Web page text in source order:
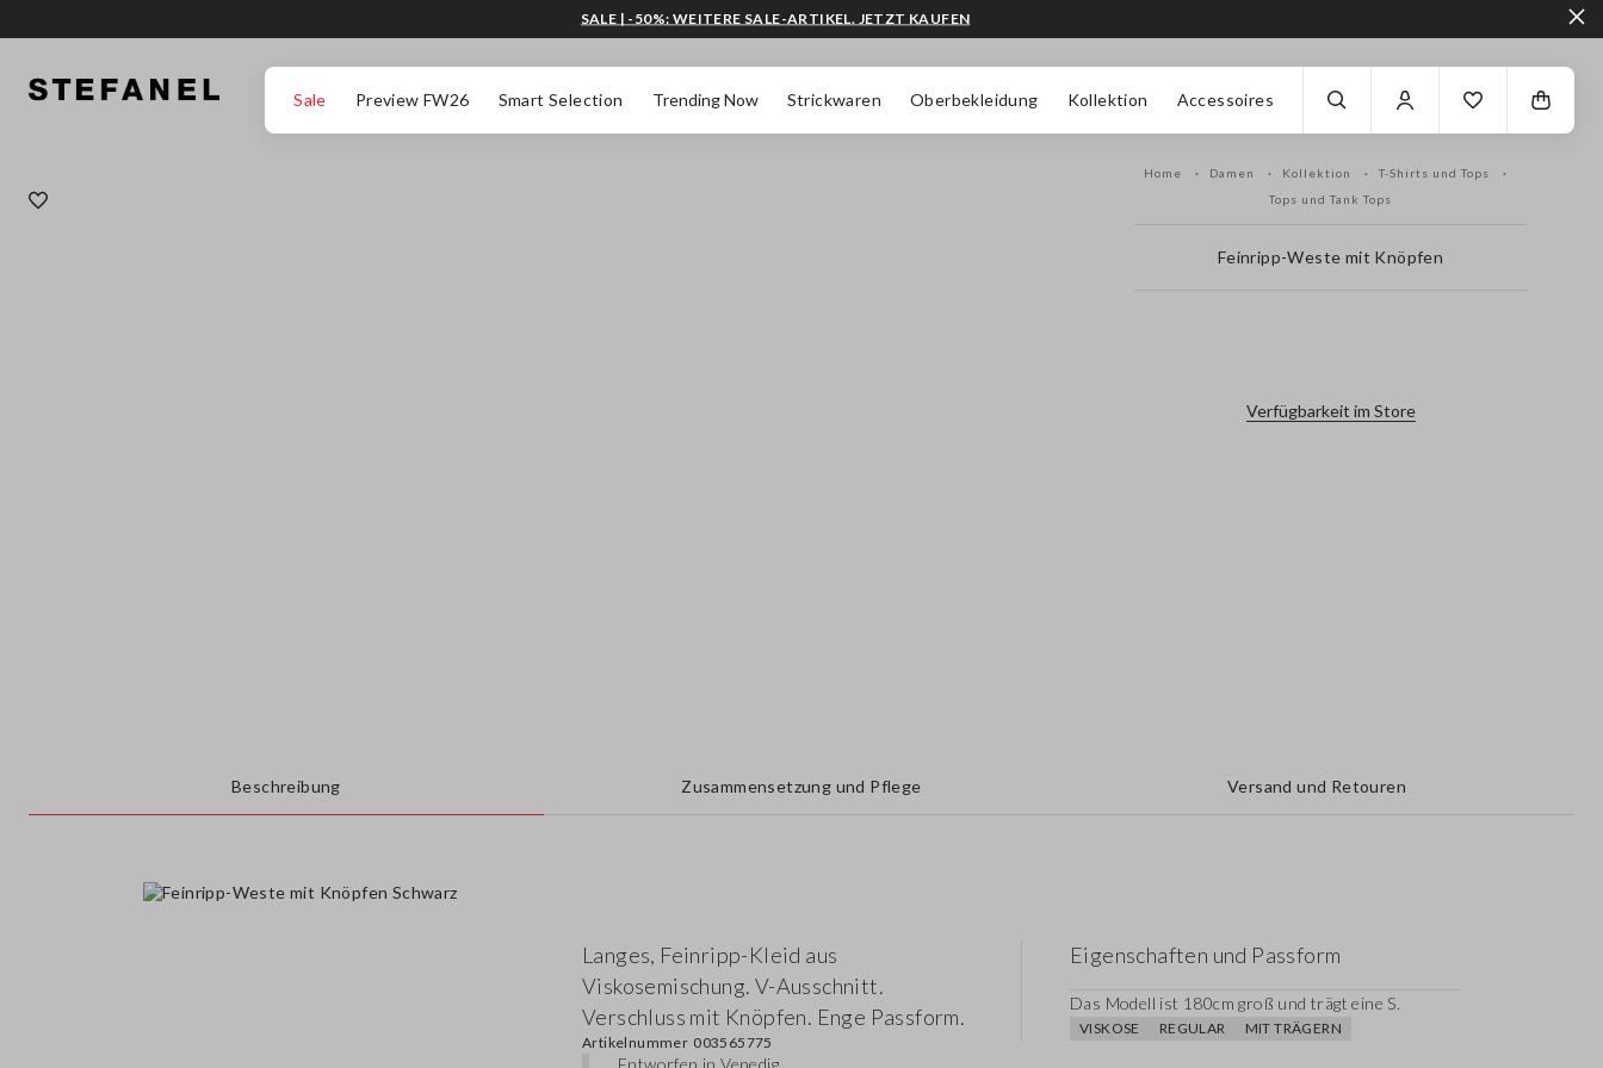
Sale Preview FW26 Smart Selection Trending Now Strickwaren Oberbekleidung Kollektion Accessoires
SALE | -50%: WEITERE SALE-ARTIKEL. JETZT KAUFEN
Home Damen Kollektion
T-Shirts und Tops
Tops und Tank Tops
Feinripp-Weste mit Knöpfen
Verfügbarkeit im Store
Beschreibung Zusammensetzung und Pflege Versand und Retouren
Langes, Feinripp-Kleid aus
Viskosemischung. V-Ausschnitt.
Verschluss mit Knöpfen. Enge Passform.
Artikelnummer 003565775
Eigenschaften und Passform
Das Modell ist 180cm groß und trägt eine S.
VISKOSE REGULAR MIT TRÄGERN